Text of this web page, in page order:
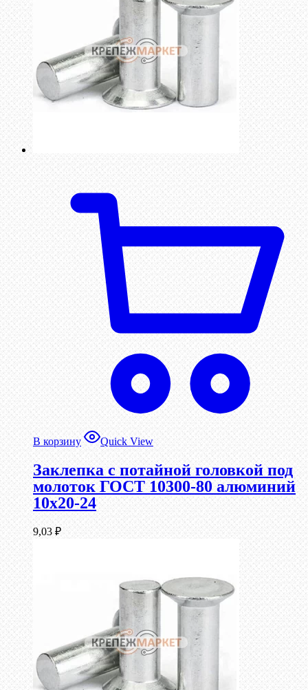
В корзину Quick View
Заклепка с потайной головкой под
молоток ГОСТ 10300-80 алюминий
10х20-24
9,03 ₽